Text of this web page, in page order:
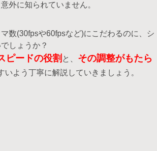
外に知られていません。
数(30fpsや60fpsなど)にこだわるのに、シ
しょうか？
ピードの役割 と、 その調整がもたら
よう丁寧に解説していきましょう。